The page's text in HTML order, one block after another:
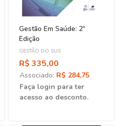
Gestão Em Saúde: 2º
Edição
GESTÃO DO SUS
R$ 335,00
Associado: R$ 284,75
Faça login para ter
acesso ao desconto.